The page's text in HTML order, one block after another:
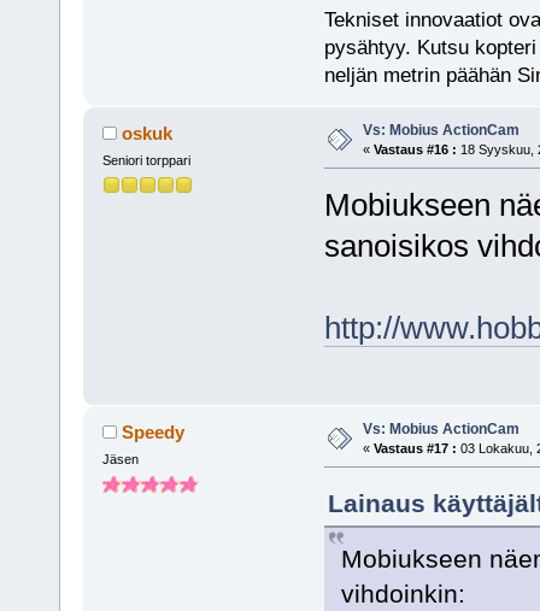
Tekniset innovaatiot
pysähtyy. Kutsu
neljän metrin päähän
oskuk
Seniori torppari
Vs: Mobius ActionCam
« Vastaus #16 : 18 Syyskuu,
Mobiukseen
sanoisikos
http://
Speedy
Jäsen
Vs: Mobius ActionCam
« Vastaus #17 : 03 Lokakuu,
Lainaus
Mobiukseen
vihdoinkin: